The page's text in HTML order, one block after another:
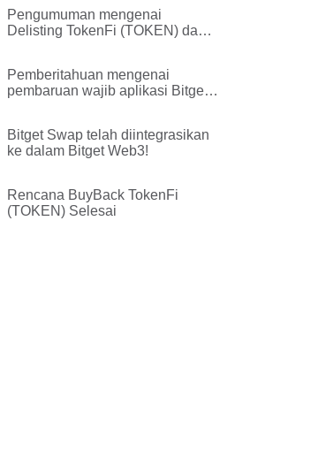
Pengumuman mengenai
Delisting TokenFi (TOKEN) dan
Pemberitahuan mengenai
pembaruan wajib aplikasi Bitget
Bitget Swap telah diintegrasikan
ke dalam Bitget Web3!
Rencana BuyBack TokenFi
(TOKEN) Selesai